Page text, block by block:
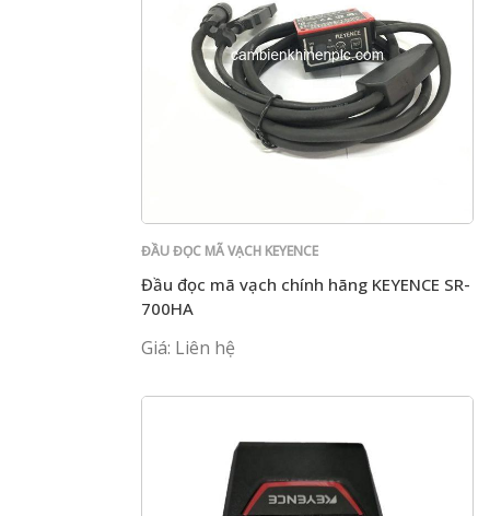
ĐẦU ĐỌC MÃ VẠCH KEYENCE
Đầu đọc mã vạch chính hãng KEYENCE SR-
700HA
Giá: Liên hệ